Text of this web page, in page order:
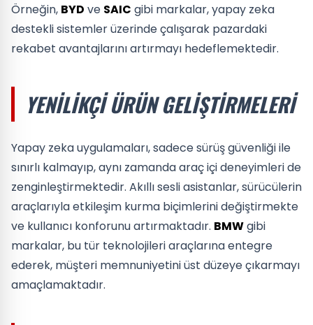
Örneğin, BYD ve SAIC gibi markalar, yapay zeka
destekli sistemler üzerinde çalışarak pazardaki
rekabet avantajlarını artırmayı hedeflemektedir.
YENILIKÇI ÜRÜN GELIŞTIRMELERI
Yapay zeka uygulamaları, sadece sürüş güvenliği ile
sınırlı kalmayıp, aynı zamanda araç içi deneyimleri de
zenginleştirmektedir. Akıllı sesli asistanlar, sürücülerin
araçlarıyla etkileşim kurma biçimlerini değiştirmekte
ve kullanıcı konforunu artırmaktadır. BMWgibi
markalar, bu tür teknolojileri araçlarına entegre
ederek, müşteri memnuniyetini üst düzeye çıkarmayı
amaçlamaktadır.